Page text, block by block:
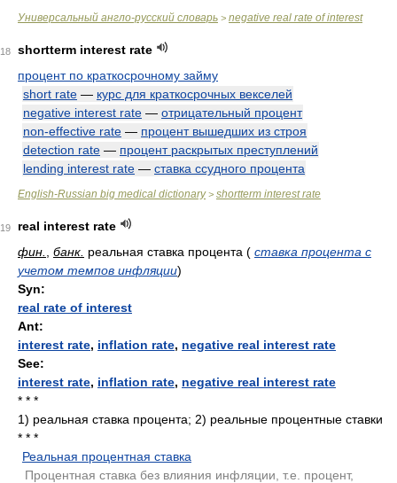
Универсальный англо-русский словарь > negative real rate of interest
18
shortterm interest rate
процент по краткосрочному займу
short rate — курс для краткосрочных векселей
negative interest rate — отрицательный процент
non-effective rate — процент вышедших из строя
detection rate — процент раскрытых преступлений
lending interest rate — ставка ссудного процента
English-Russian big medical dictionary> shortterm interest rate
19
real interest rate
фин.
банк. реальная ставка процента ( ставка процента с
учетом темпов инфляции)
Syn:
real rate of interest
Ant:
interest rate, inflation rate, negative real interest rate
See:
interest rate, inflation rate, negative real interest rate
* * *
1) реальная ставка процента; 2) реальные процентные ставки
* * *
Реальная процентная ставка
Процентная ставка без влияния инфляции, т.е. процент,